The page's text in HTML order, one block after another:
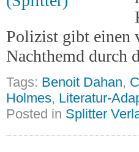
Polizist gibt einen
Nachthemd durch
Tags: Benoit Dahan,
Holmes, Literatur-
Posted in Splitter